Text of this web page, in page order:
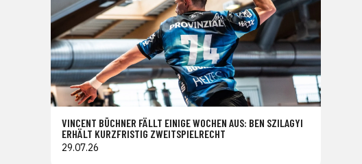
VINCENT BÜCHNER FÄLLT EINIGE WOCHEN AUS: BEN SZILAGYI
ERHÄLT KURZFRISTIG ZWEITSPIELRECHT
29.07.26